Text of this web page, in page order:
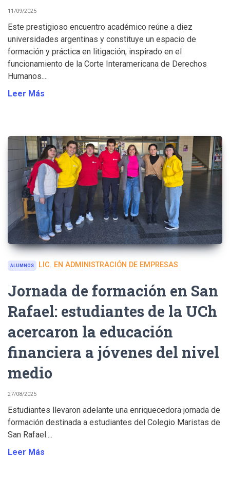
11/09/2025
Este prestigioso encuentro académico reúne a diez
universidades argentinas y constituye un espacio de
formación y práctica en litigación, inspirado en el
funcionamiento de la Corte Interamericana de Derechos
Humanos....
Leer Más
ALUMNOS LIC. EN ADMINISTRACIÓN DE EMPRESAS
Jornada de formación en San
Rafael: estudiantes de la UCh
acercaron la educación
financiera a jóvenes del nivel
medio
27/08/2025
Estudiantes llevaron adelante una enriquecedora jornada de
formación destinada a estudiantes del Colegio Maristas de
San Rafael....
Leer Más